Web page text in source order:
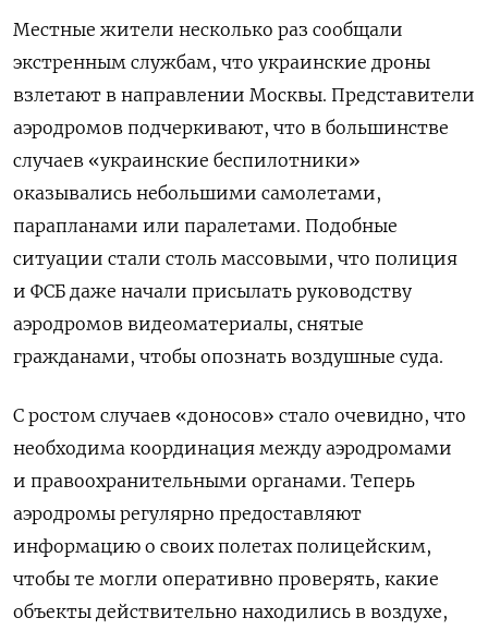
Местные жители несколько раз сообщали
экстренным службам, что украинские дроны
взлетают в направлении Москвы. Представители
аэродромов подчеркивают, что в большинстве
случаев «украинские беспилотники»
оказывались небольшими самолетами,
парапланами или паралетами. Подобные
ситуации стали столь массовыми, что полиция
и ФСБ даже начали присылать руководству
аэродромов видеоматериалы, снятые
гражданами, чтобы опознать воздушные суда.
С ростом случаев «доносов» стало очевидно, что
необходима координация между аэродромами
и правоохранительными органами. Теперь
аэродромы регулярно предоставляют
информацию о своих полетах полицейским,
чтобы те могли оперативно проверять, какие
объекты действительно находились в воздухе,